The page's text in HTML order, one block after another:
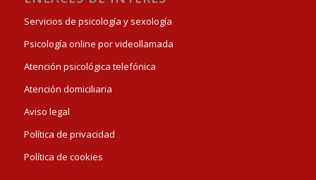
Servicios de psicología y sexología
Psicología online por videollamada
Atención psicológica telefónica
Atención domiciliaria
Aviso legal
Política de privacidad
Política de cookies